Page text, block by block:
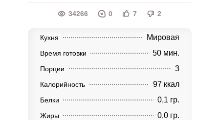
34266 0 7 2
Кухня Мировая
Время готовки 50 мин.
Порции 3
Калорийность 97 ккал
Белки 0,1 гр.
Жиры 0,0 гр.